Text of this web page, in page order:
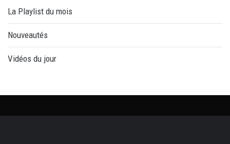
La Playlist du mois
Nouveautés
Vidéos du jour